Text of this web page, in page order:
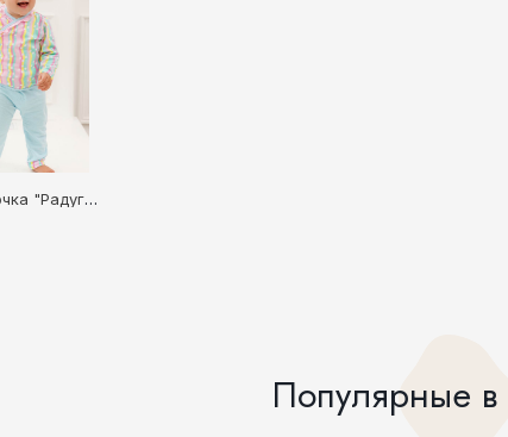
7492 Кофточка "Радуга" для новорождённого
Популярные